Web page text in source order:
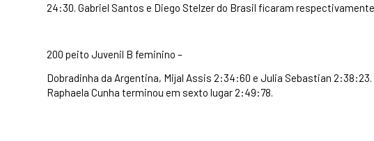
24:30. Gabriel Santos e Diego Stelzer do Brasil ficaram
200 peito Juvenil B feminino –
Dobradinha da Argentina, Mijal Assis 2:34:60 e Julia Sebastian
Raphaela Cunha terminou em sexto lugar 2:49:78.